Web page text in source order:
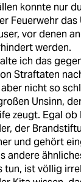
konnte nur
Feuerwehr
vor denen
werden.
ich das
Straftaten
nicht so
Unsinn,
zeugt. Egal
der
und gehört
andere
tun, ist völlig